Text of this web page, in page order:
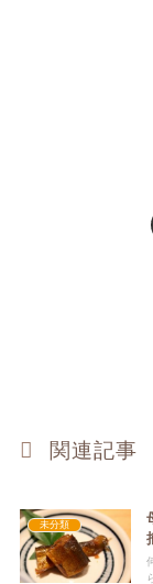
関連記事
未分類